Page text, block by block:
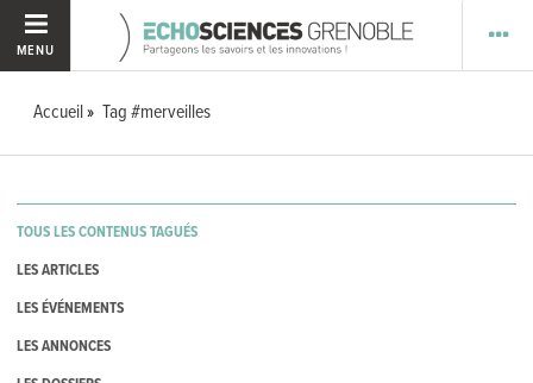
MENU
Accueil Tag #merveilles
TOUS LES CONTENUS TAGUÉS
LES ARTICLES
LES ÉVÉNEMENTS
LES ANNONCES